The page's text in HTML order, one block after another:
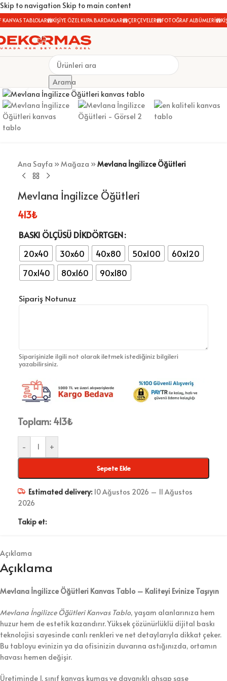
Skip to navigation Skip to main content
TABLOLAR KİŞİYE ÖZEL KUPA BARDAKLAR ÇERÇEVELER FOTOĞRAF ALBÜMLERİ
Arama
Büyütmek için tıklayın
Ana Sayfa »Mağaza »Mevlana İngilizce Öğütleri
Mevlana İngilizce Öğütleri
413₺
BASKI ÖLÇÜSÜ DİKDÖRTGEN
20x40
30x60 40x80 50x100
60x120
70x140
80x160 90x180
Sipariş Notunuz
Siparişinizle ilgili not olarak iletmek istediğiniz bilgileri
yazabilirsiniz.
Toplam: 413₺
- +
Sepete Ekle
Estimated delivery: 10 Ağustos 2026 – 11 Ağustos
2026
Takip et:
Açıklama
Açıklama
Mevlana İngilizce Öğütleri Kanvas Tablo – Kaliteyi Evinize Taşıyın
Mevlana İngilizce Öğütleri Kanvas Tablo, yaşam alanlarınıza hem
huzur hem de estetik kazandırır. Yüksek çözünürlüklü dijital baskı
teknolojisi sayesinde canlı renkleri ve net detaylarıyla dikkat çeker.
Bu tabloyu evinizin ya da ofisinizin duvarına astığınızda, ortamın
havası hemen değişir.
Üretiminde 1. sınıf kanvas kumaş ve dayanıklı ahşap şase